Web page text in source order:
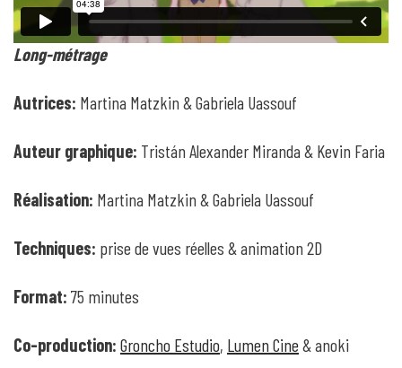
Long-métrage
Autrices: Martina Matzkin & Gabriela Uassouf
Auteur graphique: Tristán Alexander Miranda & Kevin Faria
Réalisation: Martina Matzkin & Gabriela Uassouf
Techniques: prise de vues réelles & animation 2D
Format: 75 minutes
Co-production: Groncho Estudio, Lumen Cine& anoki